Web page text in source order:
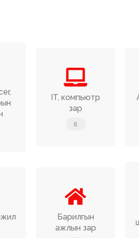
IT, компьютр
зар
6
Барилгын
ажлын зар